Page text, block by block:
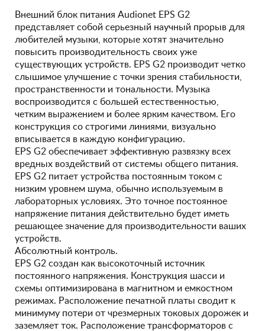
Внешний блок питания Audionet EPS G2
представляет собой серьезный научный прорыв для
любителей музыки, которые хотят значительно
повысить производительность своих уже
существующих устройств. EPS G2 производит четко
слышимое улучшение с точки зрения стабильности,
пространственности и тональности. Музыка
воспроизводится с большей естественностью,
четким выражением и более ярким качеством. Его
конструкция со строгими линиями, визуально
вписывается в каждую конфигурацию.
EPS G2 обеспечивает эффективную развязку всех
вредных воздействий от системы общего питания.
EPS G2 питает устройства постоянным током с
низким уровнем шума, обычно используемым в
лабораторных условиях. Это точное постоянное
напряжение питания действительно будет иметь
решающее значение для производительности ваших
устройств.
Абсолютный контроль.
EPS G2 создан как высокоточный источник
постоянного напряжения. Конструкция шасси и
схемы оптимизирована в магнитном и емкостном
режимах. Расположение печатной платы сводит к
минимуму потери от чрезмерных токовых дорожек и
заземляет ток. Расположение трансформаторов с